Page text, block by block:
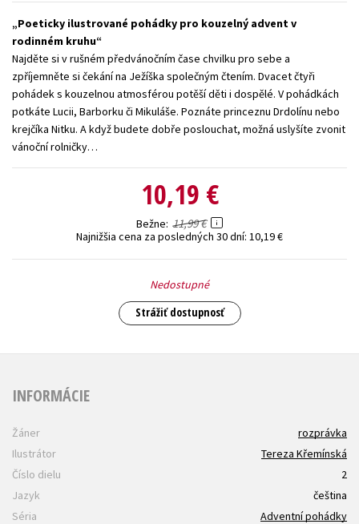
Technické vedy
Učebnice
Umenie a kultúra
Výchova a pedagogika
Zdravie a životný štýl
Všetky tituly
Poeticky ilustrované pohádky pro kouzelný advent v
rodinném kruhu
Najděte si v rušném předvánočním čase chvilku pro sebe a
zpříjemněte si čekání na Ježíška společným čtením. Dvacet čtyři
pohádek s kouzelnou atmosférou potěší děti i dospělé. V pohádkách
potkáte Lucii, Barborku či Mikuláše. Poznáte princeznu Drdolínu nebo
krejčíka Nitku. A když budete dobře poslouchat, možná uslyšíte zvonit
vánoční rolničky…
10,19 €
Bežne 11,99 €
Najnižšia cena za posledných 30 dní: 10,19 €
Nedostupné
Strážiť dostupnosť
INFORMÁCIE
Žáner
rozprávka
Ilustrátor
Tereza Křemínská
Číslo dielu
2
Jazyk
čeština
Séria
Adventní pohádky